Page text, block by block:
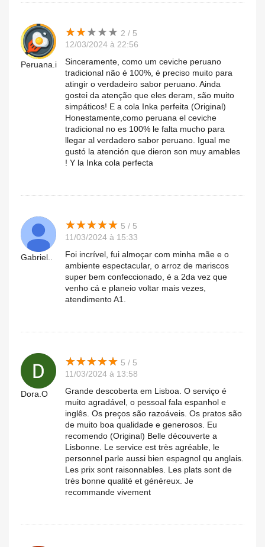
Peruana.i
★★★★★
★★★★★ 2 / 5
12/03/2024 à 22:56
Sinceramente, como um ceviche peruano
tradicional não é 100%, é preciso muito para
atingir o verdadeiro sabor peruano. Ainda
gostei da atenção que eles deram, são muito
simpáticos! E a cola Inka perfeita (Original)
Honestamente,como peruana el ceviche
tradicional no es 100% le falta mucho para
llegar al verdadero sabor peruano. Igual me
gustó la atención que dieron son muy amables
! Y la Inka cola perfecta
Gabriel..
★★★★★
★★★★★ 5 / 5
11/03/2024 à 15:33
Foi incrível, fui almoçar com minha mãe e o
ambiente espectacular, o arroz de mariscos
super bem confeccionado, é a 2da vez que
venho cá e planeio voltar mais vezes,
atendimento A1.
Dora.O
★★★★★
★★★★★ 5 / 5
11/03/2024 à 13:58
Grande descoberta em Lisboa. O serviço é
muito agradável, o pessoal fala espanhol e
inglês. Os preços são razoáveis. Os pratos são
de muito boa qualidade e generosos. Eu
recomendo (Original) Belle découverte a
Lisbonne. Le service est très agréable, le
personnel parle aussi bien espagnol qu anglais.
Les prix sont raisonnables. Les plats sont de
très bonne qualité et généreux. Je
recommande vivement